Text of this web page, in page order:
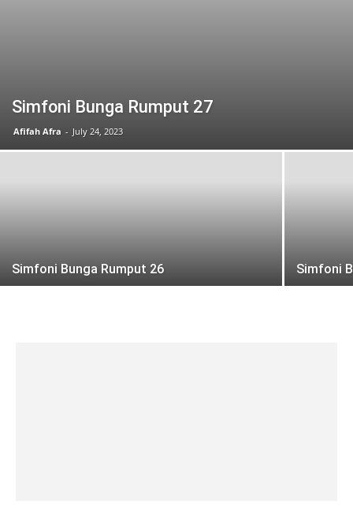
Simfoni Bunga Rumput 27
Afifah Afra - July 24, 2023
Simfoni Bunga Rumput 26 Simfoni